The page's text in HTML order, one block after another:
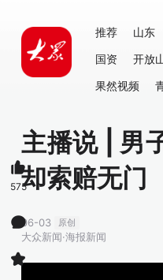
推荐 山东
国资
开放
果然视频
主播说 | 男
却索赔无门
06-03 原创
大众新闻·海报新闻
575